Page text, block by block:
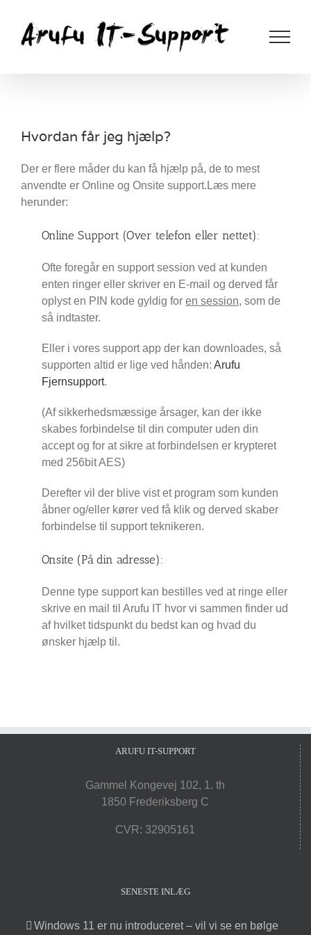
content
Hvordan får jeg hjælp?
Der er flere måder du kan få hjælp på, de to mest
anvendte er Online og Onsite support.Læs mere
herunder:
Online Support (Over telefon eller nettet):
Ofte foregår en support session ved at kunden
enten ringer eller skriver en E-mail og derved får
oplyst en PIN kode gyldig for en session, som de
så indtaster.
Eller i vores support app der kan downloades, så
supporten altid er lige ved hånden: Arufu
Fjernsupport.
(Af sikkerhedsmæssige årsager, kan der ikke
skabes forbindelse til din computer uden din
accept og for at sikre at forbindelsen er krypteret
med 256bit AES)
Derefter vil der blive vist et program som kunden
åbner og/eller kører ved få klik og derved skaber
forbindelse til support teknikeren.
Onsite (På din adresse):
Denne type support kan bestilles ved at ringe eller
skrive en mail til Arufu IT hvor vi sammen finder ud
af hvilket tidspunkt du bedst kan og hvad du
ønsker hjælp til.
ARUFU IT-SUPPORT
Gammel Kongevej 102, 1. th
1850 Frederiksberg C
CVR: 32905161
SENESTE INLÆG
Windows 11 er nu introduceret – vil vi se en bølge